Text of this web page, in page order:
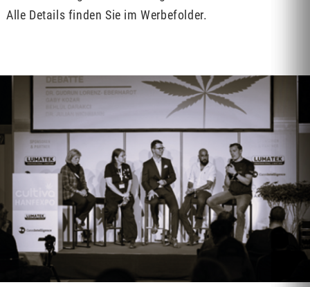
Alle Details finden Sie im Werbefolder.